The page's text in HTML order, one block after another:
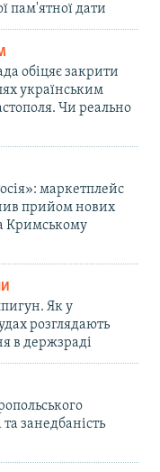
пам'ятної дати
обіцяє закрити
українським
Чи реально
маркетплейс
прийом нових
Кримському
Як у
розглядають
в держзраді
занедбаність